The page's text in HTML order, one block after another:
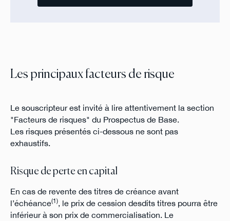
Les principaux facteurs de risque
Le souscripteur est invité à lire attentivement la section
"Facteurs de risques" du Prospectus de Base.
Les risques présentés ci-dessous ne sont pas
exhaustifs.
Risque de perte en capital
En cas de revente des titres de créance avant
l’échéance(1), le prix de cession desdits titres pourra être
inférieur à son prix de commercialisation. Le